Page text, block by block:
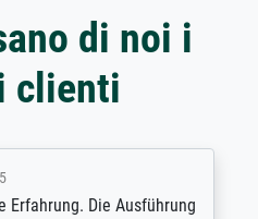
di noi i
clienti
Die Ausführung